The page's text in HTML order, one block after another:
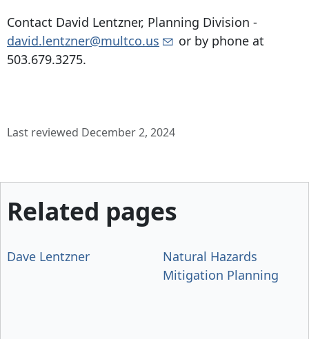
Contact David Lentzner, Planning Division -
david.lentzner@multco.us
or by phone at
503.679.3275.
Last reviewed December 2, 2024
Related pages
Dave Lentzner
Natural Hazards
Mitigation Planning